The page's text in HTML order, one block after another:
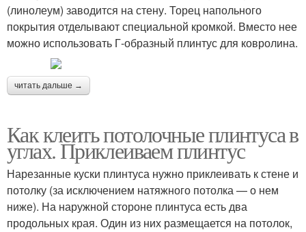
(линолеум) заводится на стену. Торец напольного
покрытия отделывают специальной кромкой. Вместо нее
можно использовать Г-образный плинтус для ковролина.
читать дальше →
Как клеить потолочные плинтуса в
углах. Приклеиваем плинтус
Нарезанные куски плинтуса нужно приклеивать к стене и
потолку (за исключением натяжного потолка — о нем
ниже). На наружной стороне плинтуса есть два
продольных края. Один из них размещается на потолок,